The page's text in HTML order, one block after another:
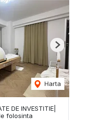
Harta
Next
DE INVESTITIE|
folosinta